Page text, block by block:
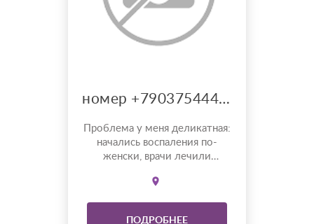
номер +79037544441.
Проблема у меня деликатная:
начались воспаления по-
женски, врачи лечили
помогало. Агапа
ПОДРОБНЕЕ